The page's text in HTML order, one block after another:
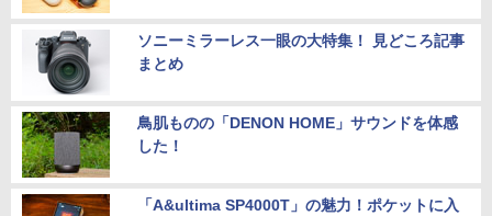
ソニーミラーレス一眼の大特集！ 見どころ記事
まとめ
鳥肌ものの「DENON HOME」サウンドを体感
した！
「A&ultima SP4000T」の魅力！ポケットに入